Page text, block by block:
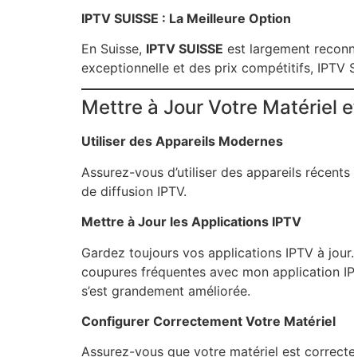
IPTV SUISSE : La Meilleure Option
En Suisse, IPTV SUISSE est largement
exceptionnelle et des prix compétitifs, IPTV
Mettre à Jour Votre Matériel
Utiliser des Appareils Modernes
Assurez-vous d’utiliser des appareils
de diffusion IPTV.
Mettre à Jour les Applications IPTV
Gardez toujours vos applications IPTV à
coupures fréquentes avec mon application
s’est grandement améliorée.
Configurer Correctement Votre Matériel
Assurez-vous que votre matériel est